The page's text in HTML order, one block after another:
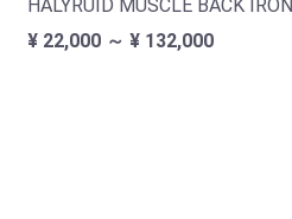
HALYRUID MUSCLE BACK IRON
¥ 22,000 ～ ¥ 132,000